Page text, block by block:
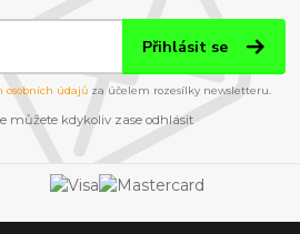
Přihlásit se
osobních údajůza účelem rozesílky newsletteru.
můžete kdykoliv zase odhlásit